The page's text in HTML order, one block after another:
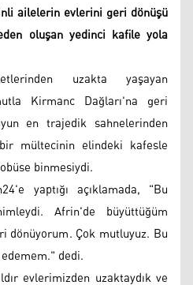
ailelerin evlerini geri dönüşü
oluşan yedinci kafile yola
uzakta yaşayan
Kirmanc Dağları'na geri
en trajedik sahnelerinden
mültecinin elindeki kafesle
binmesiydi.
yaptığı açıklamada, "Bu
Afrin'de büyüttüğüm
dönüyorum. Çok mutluyuz. Bu
dedi.
evlerimizden uzaktaydık ve